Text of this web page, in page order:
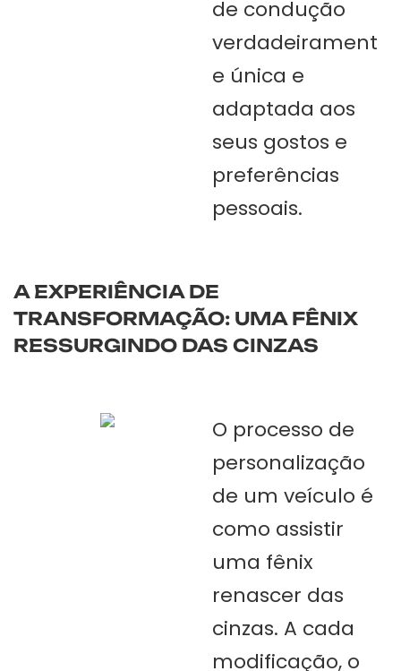
de condução
verdadeirament
e única e
adaptada aos
seus gostos e
preferências
pessoais.
A EXPERIÊNCIA DE
TRANSFORMAÇÃO: UMA FÊNIX
RESSURGINDO DAS CINZAS
O processo de
personalização
de um veículo é
como assistir
uma fênix
renascer das
cinzas. A cada
modificação, o